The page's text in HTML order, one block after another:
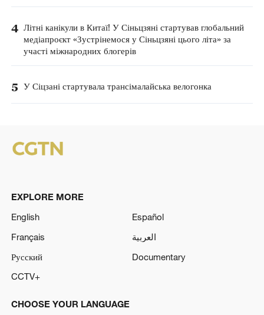
4 Літні канікули в Китаї! У Сіньцзяні стартував глобальний
медіапроєкт «Зустрінемося у Сіньцзяні цього літа» за
участі міжнародних блогерів
5 У Сіцзані стартувала трансімалайська велогонка
EXPLORE MORE
English
Español
Français
العربية
Русский
Documentary
CCTV+
CHOOSE YOUR LANGUAGE